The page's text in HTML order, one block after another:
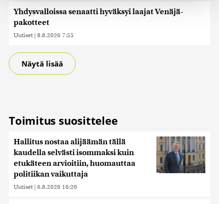
tukemiseen ja kävijämäärämme analysoimiseen. Lisäksi
jaamme sosiaalisen median, mainosalan ja analytiikka-
alan kumppaneillemme tietoja siitä, miten käytät
tietoja muihin tietoihin, joita olet antanut heille tai joita on
kerätty, kun olet käyttänyt heidän palvelujaan. Tietoja
saatetaan myös siirtää ulkomaille.
Yhdysvalloissa senaatti hyväksyi laajat Venäjä-
pakotteet
Uutiset | 8.8.2026 7:55
Näytä lisää
Toimitus suosittelee
Hallitus nostaa alijäämän tällä
kaudella selvästi isommaksi kuin
etukäteen arvioitiin, huomauttaa
politiikan vaikuttaja
Uutiset | 6.8.2026 16:20